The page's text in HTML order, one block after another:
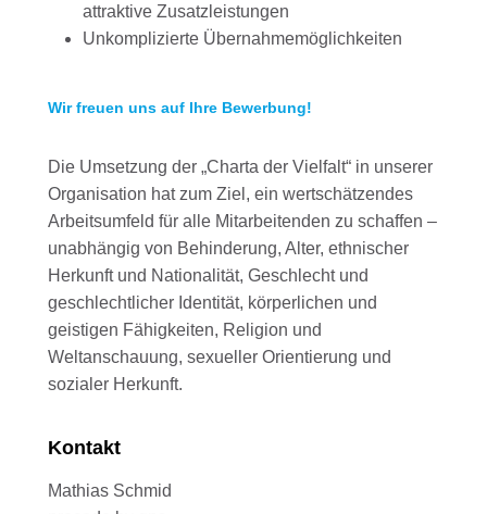
attraktive Zusatzleistungen
Unkomplizierte Übernahmemöglichkeiten
Wir freuen uns auf Ihre Bewerbung!
Die Umsetzung der „Charta der Vielfalt“ in unserer
Organisation hat zum Ziel, ein wertschätzendes
Arbeitsumfeld für alle Mitarbeitenden zu schaffen –
unabhängig von Behinderung, Alter, ethnischer
Herkunft und Nationalität, Geschlecht und
geschlechtlicher Identität, körperlichen und
geistigen Fähigkeiten, Religion und
Weltanschauung, sexueller Orientierung und
sozialer Herkunft.
Kontakt
Mathias Schmid